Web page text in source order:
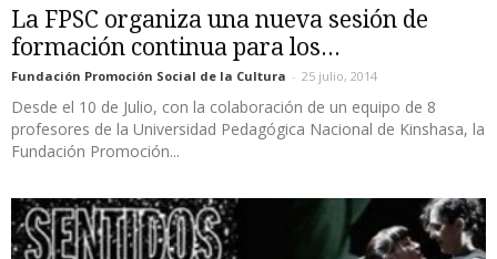
La FPSC organiza una nueva sesión de
formación continua para los...
Fundación Promoción Social de la Cultura - 25 julio, 2014
Desde el 10 de Julio, con la colaboración de un equipo de 8
profesores de la Universidad Pedagógica Nacional de Kinshasa, la
Fundación Promoción...